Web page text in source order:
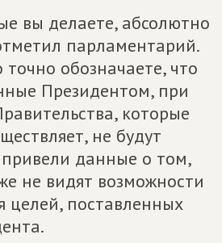
вы делаете, абсолютно
парламентарий.
обозначаете, что
Президентом, при
которые
не будут
данные о том,
не видят возможности
целей, поставленных